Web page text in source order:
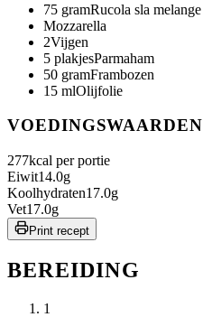
75 gramRucola sla melange
Mozzarella
2Vijgen
5 plakjesParmaham
50 gramFrambozen
15 mlOlijfolie
VOEDINGSWAARDEN
277kcal per portie
Eiwit14.0g
Koolhydraten17.0g
Vet17.0g
Print recept
BEREIDING
1